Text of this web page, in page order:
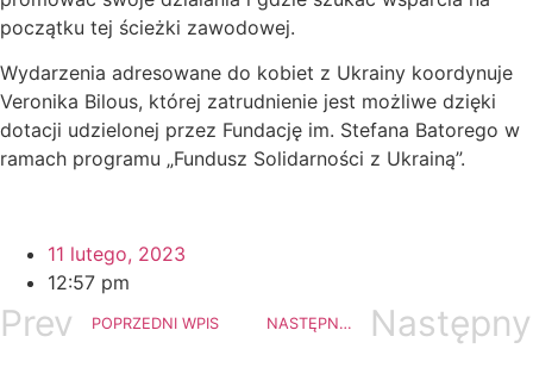
początku tej ścieżki zawodowej.
Wydarzenia adresowane do kobiet z Ukrainy koordynuje
Veronika Bilous, której zatrudnienie jest możliwe dzięki
dotacji udzielonej przez Fundację im. Stefana Batorego w
ramach programu „Fundusz Solidarności z Ukrainą”.
11 lutego, 2023
12:57 pm
Prev POPRZEDNI WPIS NASTĘPNY WPIS Następny